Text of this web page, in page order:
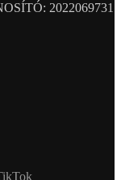
2022069731